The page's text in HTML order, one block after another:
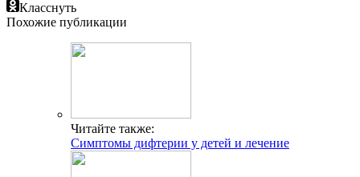
Класснуть
Похожие публикации
Читайте также:
Симптомы дифтерии у детей и лечение